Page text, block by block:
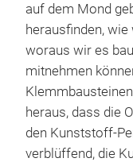
auf dem Mond
herausfinden,
woraus wir es
mitnehmen
heraus, dass die
den Kunststoff-
verblüffend, die